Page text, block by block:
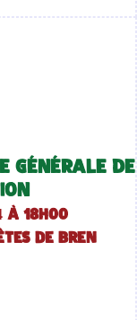
GÉNÉRALE DE
à 18h00
de Bren